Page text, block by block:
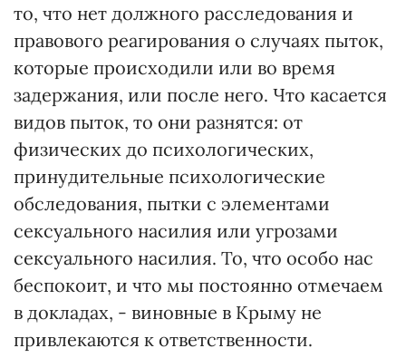
то, что нет должного расследования и
правового реагирования о случаях пыток,
которые происходили или во время
задержания, или после него. Что касается
видов пыток, то они разнятся: от
физических до психологических,
принудительные психологические
обследования, пытки с элементами
сексуального насилия или угрозами
сексуального насилия. То, что особо нас
беспокоит, и что мы постоянно отмечаем
в докладах, - виновные в Крыму не
привлекаются к ответственности.